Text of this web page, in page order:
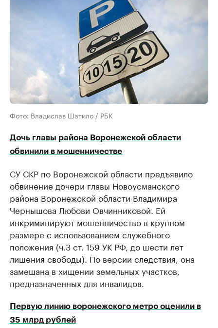
Фото: Владислав Шатило / РБК
Дочь главы района Воронежской области
обвинили в мошенничестве
СУ СКР по Воронежской области предъявило
обвинение дочери главы Новоусманского
района Воронежской области Владимира
Чернышова Любови Овчинниковой. Ей
инкриминируют мошенничество в крупном
размере с использованием служебного
положения (ч.3 ст. 159 УК РФ, до шести лет
лишения свободы). По версии следствия, она
замешана в хищении земельных участков,
предназначенных для инвалидов.
Первую линию воронежского метро оценили в
35 млрд рублей